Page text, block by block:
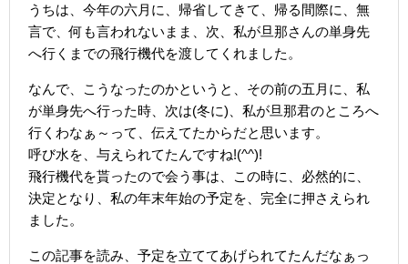
うちは、今年の六月に、帰省してきて、帰る間際に、無
言で、何も言われないまま、次、私が旦那さんの単身先
へ行くまでの飛行機代を渡してくれました。
なんで、こうなったのかというと、その前の五月に、私
が単身先へ行った時、次は(冬に)、私が旦那君のところへ
行くわなぁ～って、伝えてたからだと思います。
呼び水を、与えられてたんですね!(^^)!
飛行機代を貰ったので会う事は、この時に、必然的に、
決定となり、私の年末年始の予定を、完全に押さえられ
ました。
この記事を読み、予定を立ててあげられてたんだなぁっ